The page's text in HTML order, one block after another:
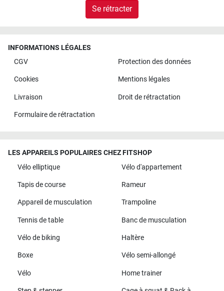
Se rétracter
INFORMATIONS LÉGALES
CGV
Protection des données
Cookies Mentions légales
Livraison Droit de rétractation
Formulaire de rétractation
LES APPAREILS POPULAIRES CHEZ FITSHOP
Vélo elliptique
Vélo d'appartement
Tapis de course Rameur
Appareil de musculation Trampoline
Tennis de table Banc de musculation
Vélo de biking Haltère
Boxe Vélo semi-allongé
Vélo Home trainer